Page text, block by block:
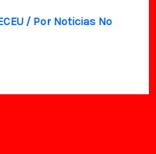
/ Por Noticias No